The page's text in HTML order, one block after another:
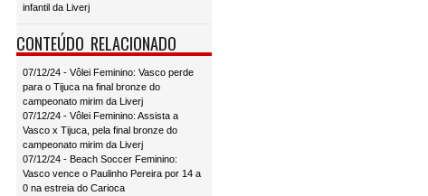
infantil da Liverj
CONTEÚDO RELACIONADO
07/12/24 - Vôlei Feminino: Vasco perde
para o Tijuca na final bronze do
campeonato mirim da Liverj
07/12/24 - Vôlei Feminino: Assista a
Vasco x Tijuca, pela final bronze do
campeonato mirim da Liverj
07/12/24 - Beach Soccer Feminino:
Vasco vence o Paulinho Pereira por 14 a
0 na estreia do Carioca